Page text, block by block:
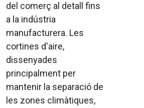
del comerç al detall fins
a la indústria
manufacturera. Les
cortines d'aire,
dissenyades
principalment per
mantenir la separació de
les zones climàtiques,